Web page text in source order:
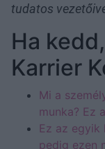
tudatos
Ha
Karrier
Mi a
munka? Ez
Ez az egyik
pedig ezen